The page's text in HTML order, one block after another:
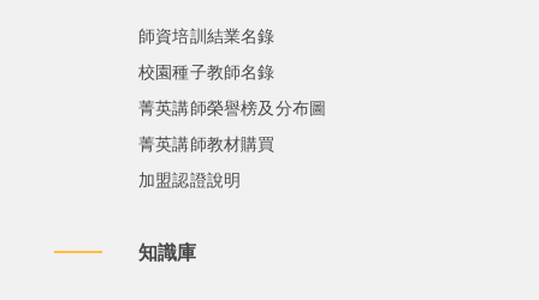
師資培訓結業名錄
校園種子教師名錄
菁英講師榮譽榜及分布圖
菁英講師教材購買
加盟認證說明
知識庫